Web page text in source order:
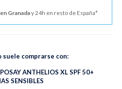
Granaday 24h en resto de España*
suele comprarse con:
ANTHELIOS XL SPF 50+
SENSIBLES